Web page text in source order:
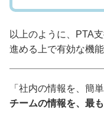
以上のように、PTA
進める上で有効な機
「社内の情報を、簡
チームの情報を、最